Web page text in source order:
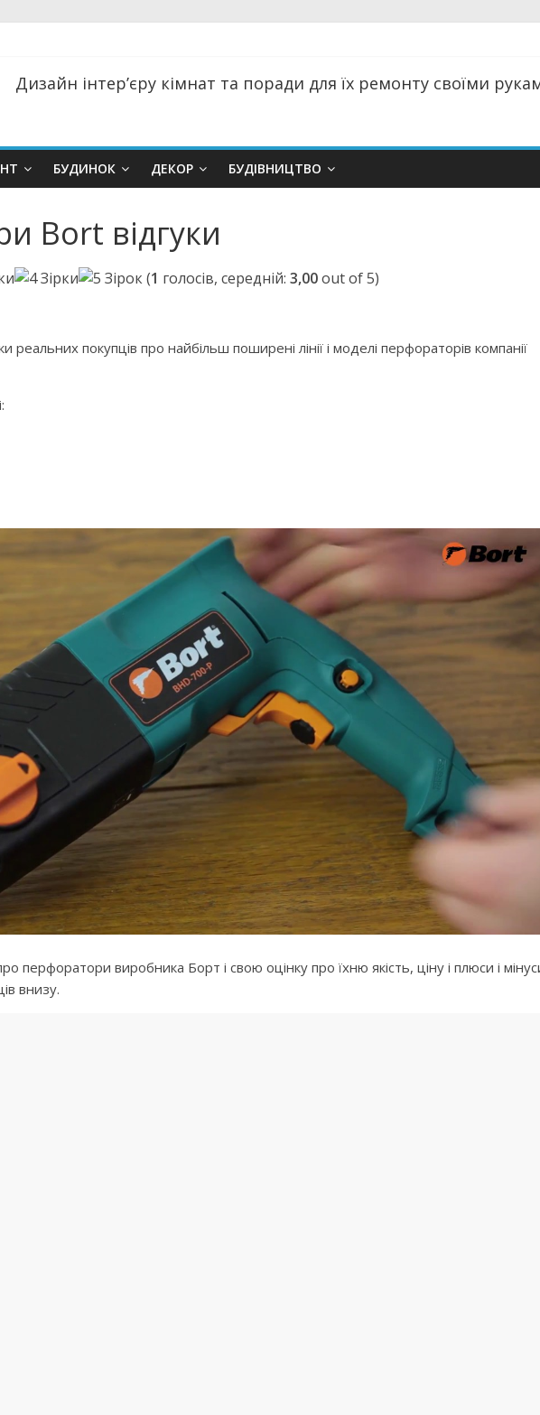
Дизайн інтер’єру кімнат та поради для їх ремонту своїми
БУДИНОК ДЕКОР БУДІВНИЦТВО
Bort відгуки
(1 голосів, середній: 3,00out of 5)
реальних покупців про найбільш поширені лінії і моделі перфораторів компанії
перфоратори виробника Борт і свою оцінку про їхню якість, ціну і плюси і
внизу.